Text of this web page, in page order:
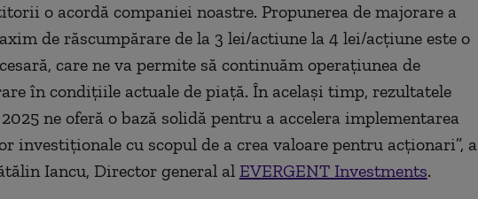
o acordă companiei noastre. Propunerea de majorare a
de răscumpărare de la 3 lei/actiune la 4 lei/acțiune este o
care ne va permite să continuăm operațiunea de
în condițiile actuale de piață. În același timp, rezultatele
ne oferă o bază solidă pentru a accelera implementarea
investiționale cu scopul de a crea valoare pentru acționari”, a
Iancu, Director general al EVERGENT Investments.